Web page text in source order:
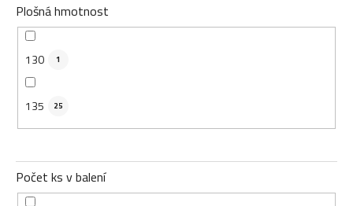
Plošná hmotnost
130 1
135 25
Počet ks v balení